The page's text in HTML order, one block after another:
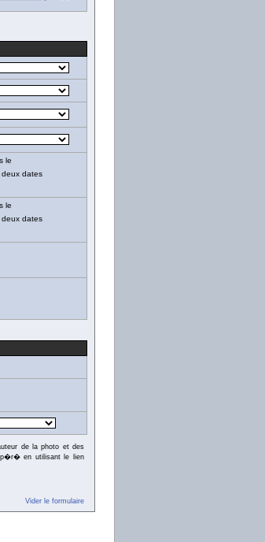
le
deux dates
le
deux dates
de la photo et des
en utilisant le lien
Vider le formulaire